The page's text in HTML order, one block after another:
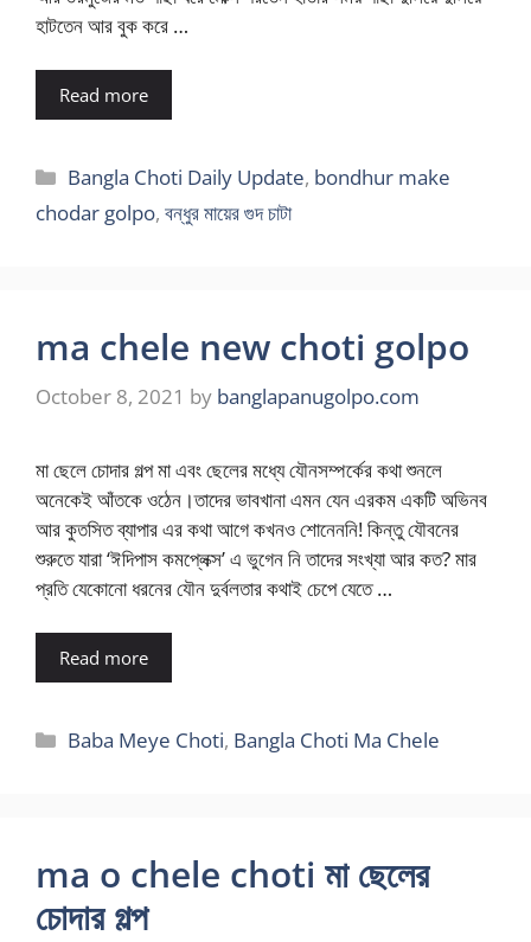
হাটতেন আর বুক করে …
Read more
Categories
Bangla Choti Daily Update, bondhur make
chodar golpo, বন্ধুর মায়ের গুদ চাটা
ma chele new choti golpo
October 8, 2021 by banglapanugolpo.com
মা ছেলে চোদার গল্প মা এবং ছেলের মধ্যে যৌনসম্পর্কের কথা শুনলে
অনেকেই আঁতকে ওঠেন।তাদের ভাবখানা এমন যেন এরকম একটি অভিনব
আর কুতসিত ব্যাপার এর কথা আগে কখনও শোনেননি! কিন্তু যৌবনের
শুরুতে যারা ‘ঈদিপাস কমপ্লেক্স’ এ ভুগেন নি তাদের সংখ্যা আর কত? মার
প্রতি যেকোনো ধরনের যৌন দুর্বলতার কথাই চেপে যেতে …
Read more
Categories
Baba Meye Choti, Bangla Choti Ma Chele
ma o chele choti মা ছেলের
চোদার গল্প